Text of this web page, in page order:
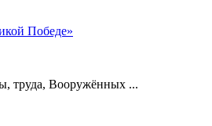
Победе»
труда, Вооружённых ...